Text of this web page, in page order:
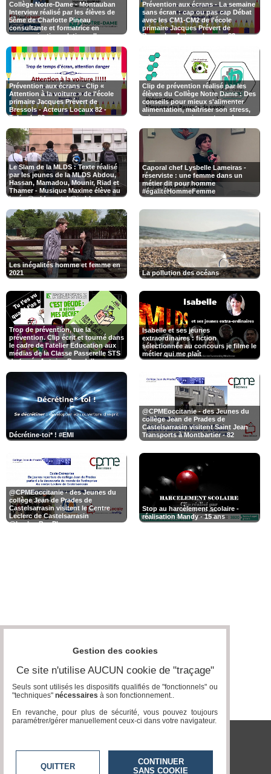
Collège Notre-Dame - Montauban
Interview réalisé par les élèves de
5ème de Charlotte Pineau
consultante et formatrice en
communication relationnelle,
médiatrice
Prévention aux écrans - La semaine
sans écran : cap ou pas cap Débat
avec les CM1-CM2 de l'école
primaire Jacques Prévert de
Bressols - Acteurs Locaux 82 -
Prévention aux écrans - Clip «
Attention à la voiture » de l'école
primaire Jacques Prévert de
Bressols - Acteurs Locaux 82 -
Tvlocale 82
Clip de prévention réalisé par les
élèves du Collège Notre Dame : Des
conseils pour mieux s'alimenter
alimentation, maîtriser son stress,
mieux communiquer et sur dangers
Le Slam de la MLDS : Texte réalisé
par les jeunes de la MLDS Abdou,
Hassan, Mamadou, Mounir, Riad et
Thamer - Musique Maxime élève au
lycée @mldscastel @jmblanquer
@smartrezo @assotvlocale
Caporal chef Lysbelle Lameiras -
réserviste : une femme dans un
métier dit pour homme
#égalitéHommeFemme
Les inégalités homme et femme en
2021
La pollution des océans
Trop de prévention, tue la
prévention. Clip écrit et tourné dans
le cadre de l'atelier Education aux
médias de la Classe Passerelle STS
du Lycée Antoine Bourdelle -
#Citoyenneté #ThéorieDuComplot
Isabelle et ses jeunes
extraordinaires : fiction
sélectionnée au concours je filme le
métier qui me plaît
Décrétine-toi* ! #EMI
@CPMEoccitanie - des Jeunes du
collège Jean de Prades de
Castelsarrasin visitent Saint Jean
Transports à Montbartier - 82
@CPMEoccitanie - des Jeunes du
collège Jean de Prades de
Castelsarrasin visitent le Centre
Leclerc de Castelsarrasin
@LeclercBonPlan
Stop au harcèlement scolaire -
réalisation Mandy - 15 ans
Education aux Médias et à
Gestion des cookies
Ce site n'utilise AUCUN cookie de "traçage"
Seuls sont utilisés les dispositifs qualifiés de "fonctionnels" ou
"techniques" nécessaires à son fonctionnement..
En revanche, pour plus de sécurité, vous pouvez toujours
paramétrer/gérer manuellement ceux-ci dans votre navigateur.
QUITTER
CONTINUER
SANS COOKIE